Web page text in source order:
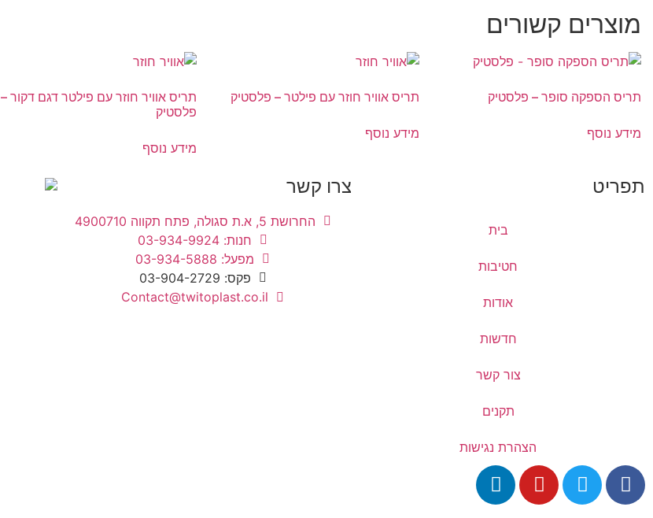
מוצרים קשורים
תריס הספקה סופר – פלסטיק
מידע נוסף
תריס אוויר חוזר עם פילטר – פלסטיק
מידע נוסף
תריס אוויר חוזר עם פילטר דגם דקור –
פלסטיק
מידע נוסף
תפריט
בית
חטיבות
אודות
חדשות
צור קשר
תקנים
הצהרת נגישות
צרו קשר
החרושת 5, א.ת סגולה, פתח תקווה 4900710
חנות: 03-934-9924
מפעל: 03-934-5888
פקס: 03-904-2729
Contact@twitoplast.co.il